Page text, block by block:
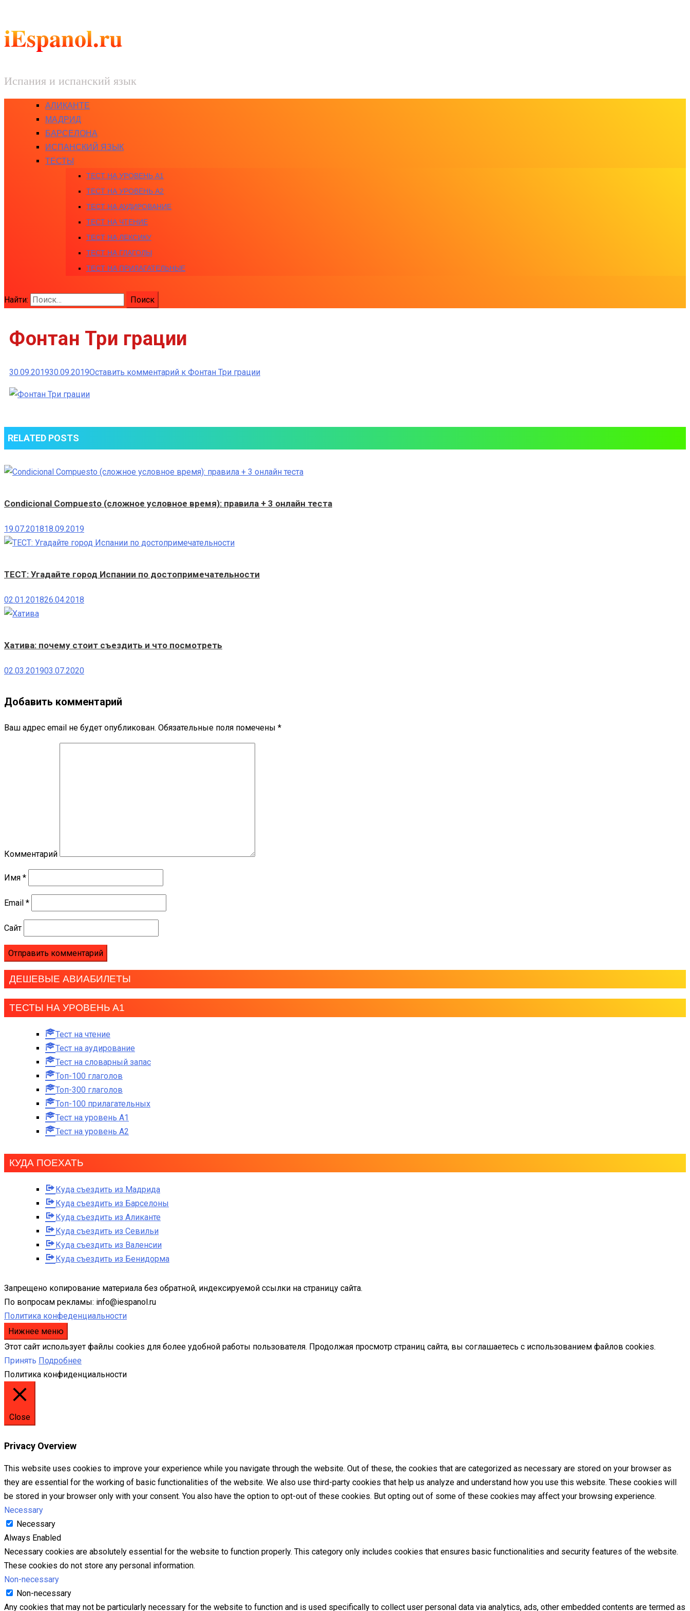
iEspanol.ru
Испания и испанский язык
АЛИКАНТЕ
МАДРИД
БАРСЕЛОНА
ИСПАНСКИЙ ЯЗЫК
ТЕСТЫ
ТЕСТ НА УРОВЕНЬ A1
ТЕСТ НА УРОВЕНЬ A2
ТЕСТ НА АУДИРОВАНИЕ
ТЕСТ НА ЧТЕНИЕ
ТЕСТ НА ЛЕКСИКУ
ТЕСТ НА ГЛАГОЛЫ
ТЕСТ НА ПРИЛАГАТЕЛЬНЫЕ
Найти:
Фонтан Три грации
30.09.201930.09.2019Оставить комментарий к Фонтан Три грации
RELATED POSTS
Condicional Compuesto (сложное условное время): правила + 3 онлайн теста
19.07.201818.09.2019
ТЕСТ: Угадайте город Испании по достопримечательности
02.01.201826.04.2018
Хатива: почему стоит съездить и что посмотреть
02.03.201903.07.2020
Добавить комментарий
Ваш адрес email не будет опубликован. Обязательные поля помечены *
Комментарий
Имя *
Email *
Сайт
ДЕШЕВЫЕ АВИАБИЛЕТЫ
ТЕСТЫ НА УРОВЕНЬ А1
Тест на чтение
Тест на аудирование
Тест на словарный запас
Топ-100 глаголов
Топ-300 глаголов
Топ-100 прилагательных
Тест на уровень A1
Тест на уровень A2
КУДА ПОЕХАТЬ
Куда съездить из Мадрида
Куда съездить из Барселоны
Куда съездить из Аликанте
Куда съездить из Севильи
Куда съездить из Валенсии
Куда съездить из Бенидорма
Запрещено копирование материала без обратной, индексируемой ссылки на страницу сайта.
По вопросам рекламы: info@iespanol.ru
Политика конфеденциальности
Нижнее меню
Этот сайт использует файлы cookies для более удобной работы пользователя. Продолжая просмотр страниц сайта, вы соглашаетесь с использованием файлов cookies.
Принять Подробнее
Политика конфиденциальности
Close
Privacy Overview
This website uses cookies to improve your experience while you navigate through the website. Out of these, the cookies that are categorized as necessary are stored on your browser as
they are essential for the working of basic functionalities of the website. We also use third-party cookies that help us analyze and understand how you use this website. These cookies will
be stored in your browser only with your consent. You also have the option to opt-out of these cookies. But opting out of some of these cookies may affect your browsing experience.
Necessary
Necessary
Always Enabled
Necessary cookies are absolutely essential for the website to function properly. This category only includes cookies that ensures basic functionalities and security features of the website.
These cookies do not store any personal information.
Non-necessary
Non-necessary
Any cookies that may not be particularly necessary for the website to function and is used specifically to collect user personal data via analytics, ads, other embedded contents are termed as